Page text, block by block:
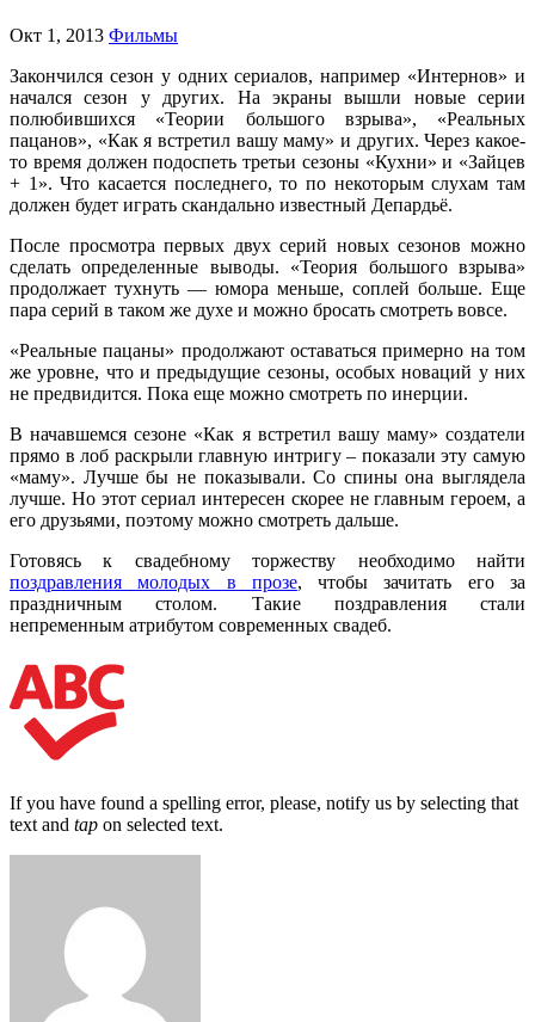
Окт 1, 2013 Фильмы
Закончился сезон у одних сериалов, например «Интернов» и
начался сезон у других. На экраны вышли новые серии
полюбившихся «Теории большого взрыва», «Реальных
пацанов», «Как я встретил вашу маму» и других. Через какое-
то время должен подоспеть третьи сезоны «Кухни» и «Зайцев
+ 1». Что касается последнего, то по некоторым слухам там
должен будет играть скандально известный Депардьё.
После просмотра первых двух серий новых сезонов можно
сделать определенные выводы. «Теория большого взрыва»
продолжает тухнуть — юмора меньше, соплей больше. Еще
пара серий в таком же духе и можно бросать смотреть вовсе.
«Реальные пацаны» продолжают оставаться примерно на том
же уровне, что и предыдущие сезоны, особых новаций у них
не предвидится. Пока еще можно смотреть по инерции.
В начавшемся сезоне «Как я встретил вашу маму» создатели
прямо в лоб раскрыли главную интригу – показали эту самую
«маму». Лучше бы не показывали. Со спины она выглядела
лучше. Но этот сериал интересен скорее не главным героем, а
его друзьями, поэтому можно смотреть дальше.
Готовясь к свадебному торжеству необходимо найти
поздравления молодых в прозе, чтобы зачитать его за
праздничным столом. Такие поздравления стали
непременным атрибутом современных свадеб.
If you have found a spelling error, please, notify us by selecting that
text and tap on selected text.